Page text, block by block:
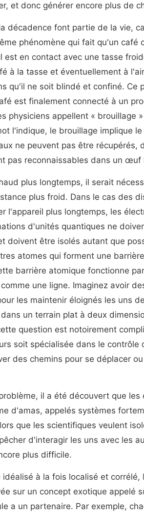
et donc générer encore plus de
décadence font partie de la vie,
phénomène qui fait qu'un café
est en contact avec une tasse
à la tasse et éventuellement à
qu'il ne soit blindé et confiné. Ce
est finalement connecté à un
physiciens appellent « brouillage
l'indique, le brouillage implique
ne peuvent pas être récupérés,
pas reconnaissables dans un œuf
plus longtemps, il serait
plus froid. Dans le cas des
l'appareil plus longtemps, les
d'unités quantiques ne
doivent être isolés autant que
atomes qui forment une
barrière atomique fonctionne
une ligne. Imaginez avoir
les maintenir éloignés les uns
un terrain plat à deux
question est notoirement
soit spécialisée dans le contrôle
des chemins pour se déplacer
il a été découvert que les
d'amas, appelés systèmes
que les scientifiques veulent
d'interagir les uns avec les
plus difficile.
à la fois localisé et corrélé,
sur un concept exotique appelé
a un partenaire. Par exemple,